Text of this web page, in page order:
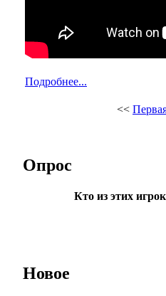
Подробнее...
<<
Опрос
Кто из этих
Новое